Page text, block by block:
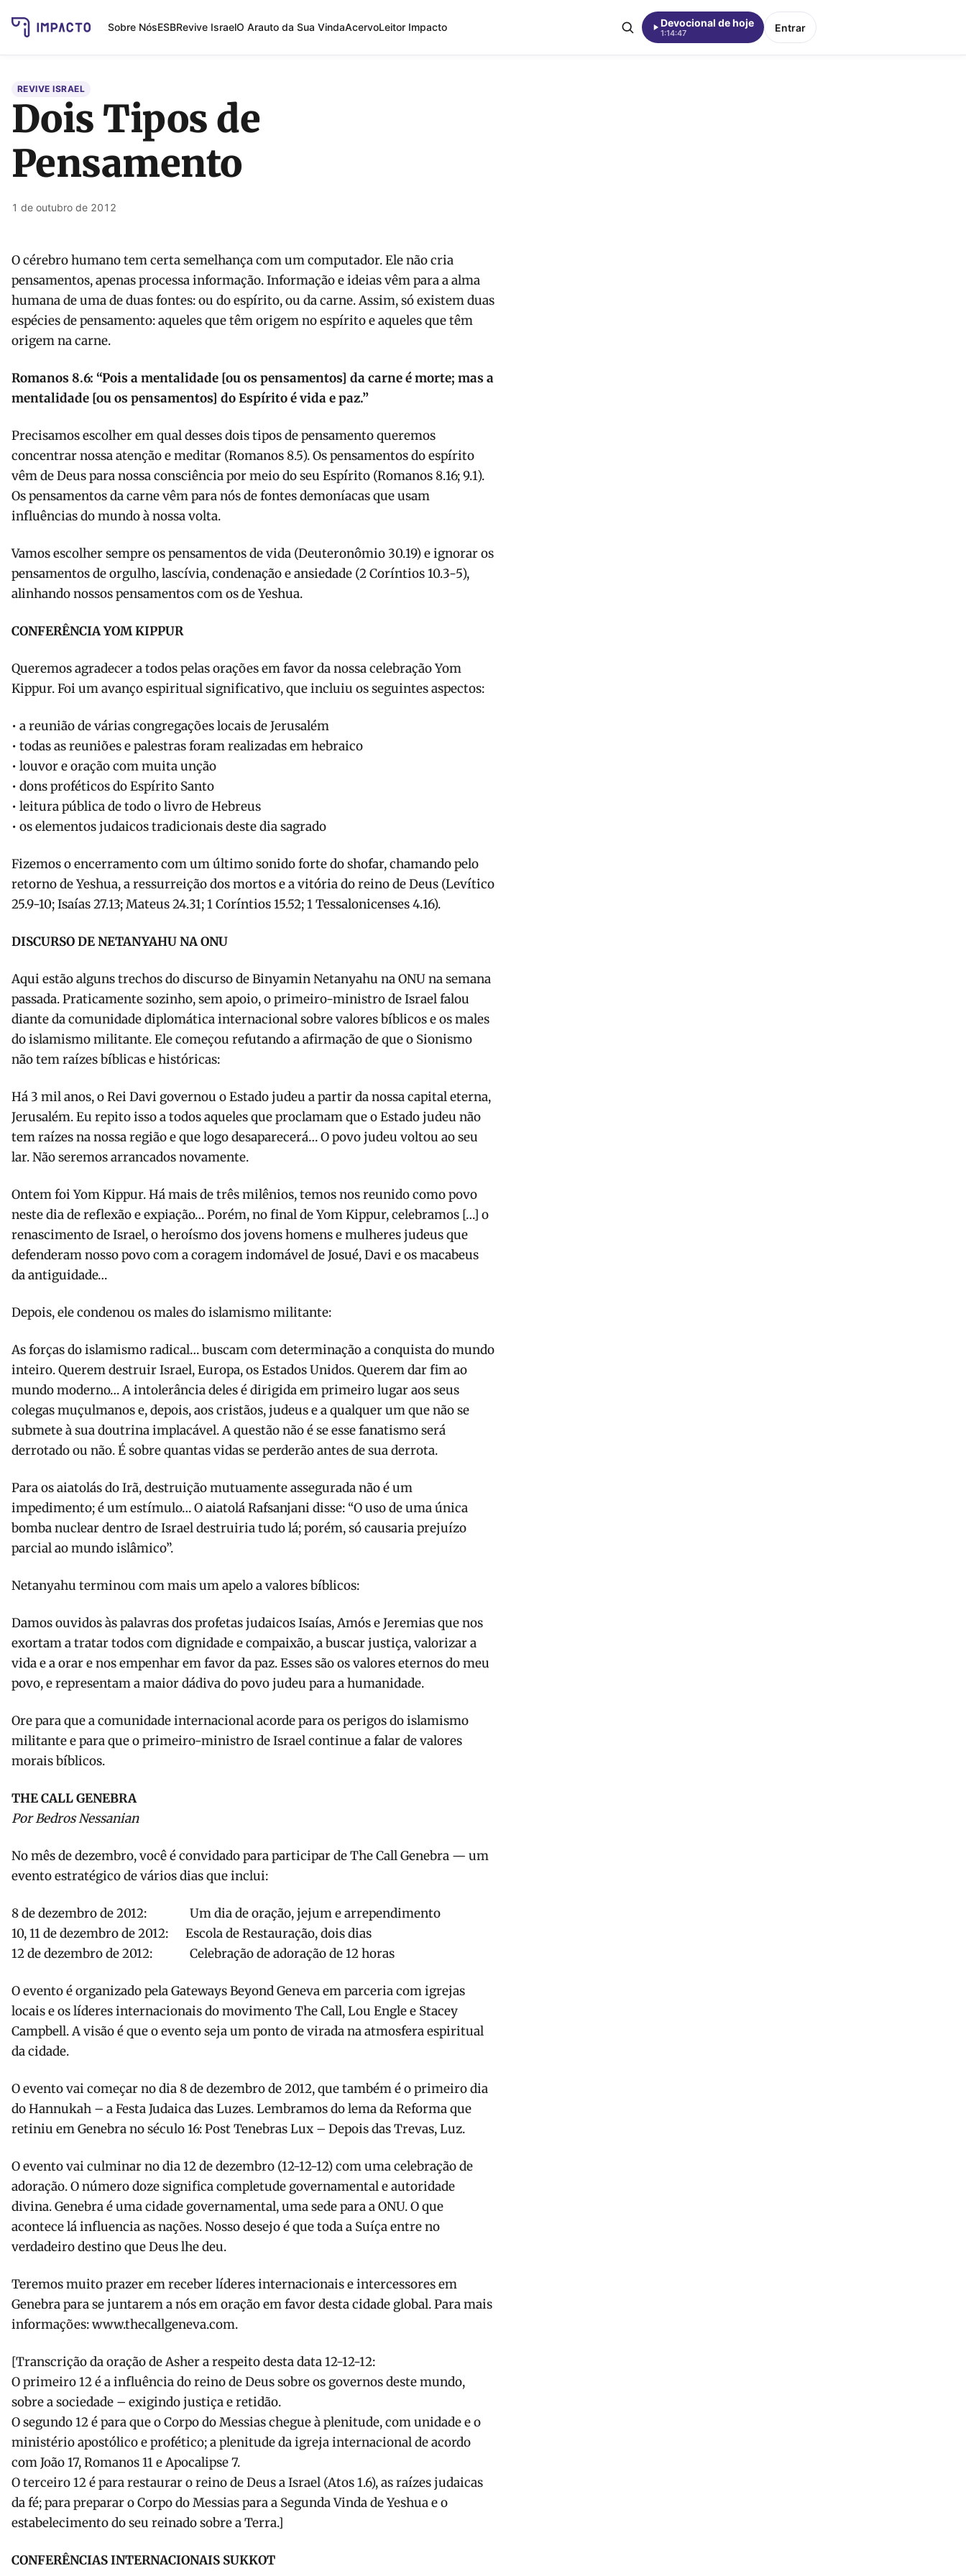
Sobre NósESBRevive IsraelO Arauto da Sua VindaAcervoLeitor Impacto Devocional de hoje
1:14:47 Entrar
REVIVE ISRAEL
Dois Tipos de
Pensamento
1 de outubro de 2012
O cérebro humano tem certa semelhança com um computador. Ele não cria
pensamentos, apenas processa informação. Informação e ideias vêm para a alma
humana de uma de duas fontes: ou do espírito, ou da carne. Assim, só existem duas
espécies de pensamento: aqueles que têm origem no espírito e aqueles que têm
origem na carne.
Romanos 8.6: “Pois a mentalidade [ou os pensamentos] da carne é morte; mas a
mentalidade [ou os pensamentos] do Espírito é vida e paz.”
Precisamos escolher em qual desses dois tipos de pensamento queremos
concentrar nossa atenção e meditar (Romanos 8.5). Os pensamentos do espírito
vêm de Deus para nossa consciência por meio do seu Espírito (Romanos 8.16; 9.1).
Os pensamentos da carne vêm para nós de fontes demoníacas que usam
influências do mundo à nossa volta.
Vamos escolher sempre os pensamentos de vida (Deuteronômio 30.19) e ignorar os
pensamentos de orgulho, lascívia, condenação e ansiedade (2 Coríntios 10.3-5),
alinhando nossos pensamentos com os de Yeshua.
CONFERÊNCIA YOM KIPPUR
Queremos agradecer a todos pelas orações em favor da nossa celebração Yom
Kippur. Foi um avanço espiritual significativo, que incluiu os seguintes aspectos:
• a reunião de várias congregações locais de Jerusalém
• todas as reuniões e palestras foram realizadas em hebraico
• louvor e oração com muita unção
• dons proféticos do Espírito Santo
• leitura pública de todo o livro de Hebreus
• os elementos judaicos tradicionais deste dia sagrado
Fizemos o encerramento com um último sonido forte do shofar, chamando pelo
retorno de Yeshua, a ressurreição dos mortos e a vitória do reino de Deus (Levítico
25.9-10; Isaías 27.13; Mateus 24.31; 1 Coríntios 15.52; 1 Tessalonicenses 4.16).
DISCURSO DE NETANYAHU NA ONU
Aqui estão alguns trechos do discurso de Binyamin Netanyahu na ONU na semana
passada. Praticamente sozinho, sem apoio, o primeiro-ministro de Israel falou
diante da comunidade diplomática internacional sobre valores bíblicos e os males
do islamismo militante. Ele começou refutando a afirmação de que o Sionismo
não tem raízes bíblicas e históricas:
Há 3 mil anos, o Rei Davi governou o Estado judeu a partir da nossa capital eterna,
Jerusalém. Eu repito isso a todos aqueles que proclamam que o Estado judeu não
tem raízes na nossa região e que logo desaparecerá… O povo judeu voltou ao seu
lar. Não seremos arrancados novamente.
Ontem foi Yom Kippur. Há mais de três milênios, temos nos reunido como povo
neste dia de reflexão e expiação… Porém, no final de Yom Kippur, celebramos […] o
renascimento de Israel, o heroísmo dos jovens homens e mulheres judeus que
defenderam nosso povo com a coragem indomável de Josué, Davi e os macabeus
da antiguidade…
Depois, ele condenou os males do islamismo militante:
As forças do islamismo radical… buscam com determinação a conquista do mundo
inteiro. Querem destruir Israel, Europa, os Estados Unidos. Querem dar fim ao
mundo moderno… A intolerância deles é dirigida em primeiro lugar aos seus
colegas muçulmanos e, depois, aos cristãos, judeus e a qualquer um que não se
submete à sua doutrina implacável. A questão não é se esse fanatismo será
derrotado ou não. É sobre quantas vidas se perderão antes de sua derrota.
Para os aiatolás do Irã, destruição mutuamente assegurada não é um
impedimento; é um estímulo… O aiatolá Rafsanjani disse: “O uso de uma única
bomba nuclear dentro de Israel destruiria tudo lá; porém, só causaria prejuízo
parcial ao mundo islâmico”.
Netanyahu terminou com mais um apelo a valores bíblicos:
Damos ouvidos às palavras dos profetas judaicos Isaías, Amós e Jeremias que nos
exortam a tratar todos com dignidade e compaixão, a buscar justiça, valorizar a
vida e a orar e nos empenhar em favor da paz. Esses são os valores eternos do meu
povo, e representam a maior dádiva do povo judeu para a humanidade.
Ore para que a comunidade internacional acorde para os perigos do islamismo
militante e para que o primeiro-ministro de Israel continue a falar de valores
morais bíblicos.
THE CALL GENEBRA
Por Bedros Nessanian
No mês de dezembro, você é convidado para participar de The Call Genebra — um
evento estratégico de vários dias que inclui:
8 de dezembro de 2012: Um dia de oração, jejum e arrependimento
10, 11 de dezembro de 2012: Escola de Restauração, dois dias
12 de dezembro de 2012: Celebração de adoração de 12 horas
O evento é organizado pela Gateways Beyond Geneva em parceria com igrejas
locais e os líderes internacionais do movimento The Call, Lou Engle e Stacey
Campbell. A visão é que o evento seja um ponto de virada na atmosfera espiritual
da cidade.
O evento vai começar no dia 8 de dezembro de 2012, que também é o primeiro dia
do Hannukah – a Festa Judaica das Luzes. Lembramos do lema da Reforma que
retiniu em Genebra no século 16: Post Tenebras Lux – Depois das Trevas, Luz.
O evento vai culminar no dia 12 de dezembro (12-12-12) com uma celebração de
adoração. O número doze significa completude governamental e autoridade
divina. Genebra é uma cidade governamental, uma sede para a ONU. O que
acontece lá influencia as nações. Nosso desejo é que toda a Suíça entre no
verdadeiro destino que Deus lhe deu.
Teremos muito prazer em receber líderes internacionais e intercessores em
Genebra para se juntarem a nós em oração em favor desta cidade global. Para mais
informações: www.thecallgeneva.com.
[Transcrição da oração de Asher a respeito desta data 12-12-12:
O primeiro 12 é a influência do reino de Deus sobre os governos deste mundo,
sobre a sociedade – exigindo justiça e retidão.
O segundo 12 é para que o Corpo do Messias chegue à plenitude, com unidade e o
ministério apostólico e profético; a plenitude da igreja internacional de acordo
com João 17, Romanos 11 e Apocalipse 7.
O terceiro 12 é para restaurar o reino de Deus a Israel (Atos 1.6), as raízes judaicas
da fé; para preparar o Corpo do Messias para a Segunda Vinda de Yeshua e o
estabelecimento do seu reinado sobre a Terra.]
CONFERÊNCIAS INTERNACIONAIS SUKKOT